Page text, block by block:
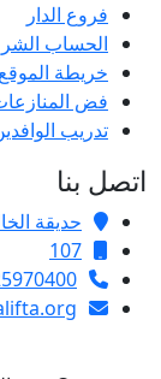
فروع الدار
الحساب
خريطة الموقع
فض
تدريب
اتصل بنا
حديقة
107